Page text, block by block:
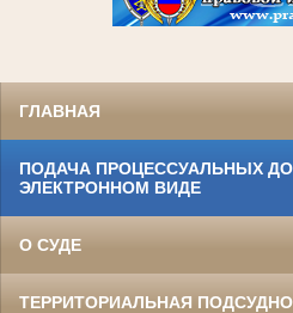
ГЛАВНАЯ
ПОДАЧА ПРОЦЕССУАЛЬНЫХ
ЭЛЕКТРОННОМ ВИДЕ
О СУДЕ
ТЕРРИТОРИАЛЬНАЯ